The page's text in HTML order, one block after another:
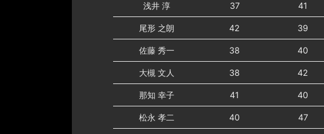
浅井 淳 37 41
尾形 之朗 42 39
佐藤 秀一 38 40
大槻 文人 38 42
那知 幸子 41 40
松永 孝二 40 47